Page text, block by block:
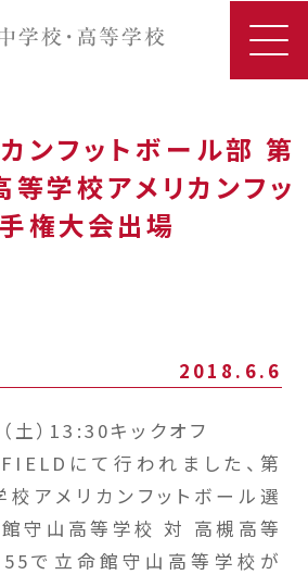
ンフットボール部 第
学校アメリカンフッ
権大会出場
2018.6.6
土）13:30キックオフ
にて行われました、第
アメリカンフットボール選
守山高等学校 対 高槻高等
で立命館守山高等学校が